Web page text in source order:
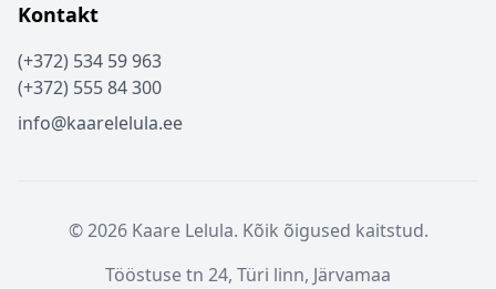
Kontakt
(+372) 534 59 963
(+372) 555 84 300
info@kaarelelula.ee
© 2026 Kaare Lelula. Kõik õigused kaitstud.
Tööstuse tn 24, Türi linn, Järvamaa